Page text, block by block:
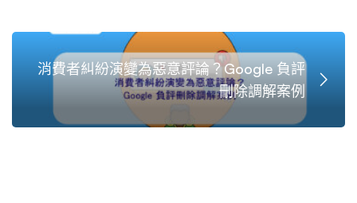
消費者糾紛演變為惡意評論？Google 負評
刪除調解案例